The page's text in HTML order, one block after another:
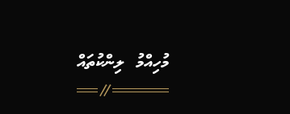
މުހިއްމު ލިންކުތައް